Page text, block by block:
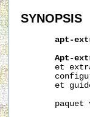
SYNOPSIS
apt-
Apt-
et
et
paquet